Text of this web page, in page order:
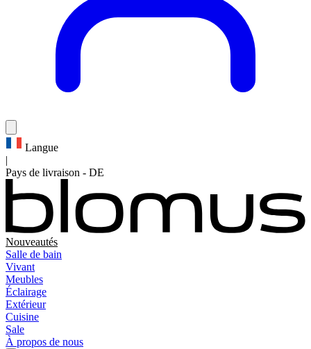
Langue
|
Pays de livraison - DE
Nouveautés
Salle de bain
Vivant
Meubles
Éclairage
Extérieur
Cuisine
Sale
À propos de nous